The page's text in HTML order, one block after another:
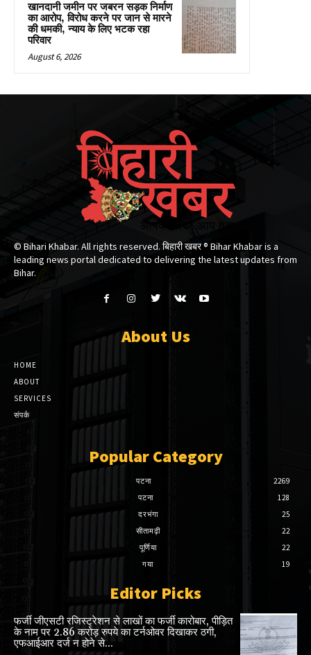
खानदानी जमीन पर जबरन सड़क निर्माण
का आरोप, विरोध करने पर जान से मारने
की धमकी, न्याय के लिए भटक रहा
परिवार
August 6, 2026
© Bihari Khabar. All rights reserved. बिहारी खबर ®​ Bihar Khabar is a
leading news portal dedicated to delivering the latest updates from
Bihar.
About Us
HOME
ABOUT
SERVICES
संपर्क
Popular Category
पटना
2269
पटना
128
दरभंगा
25
सीतामढ़ी
22
पूर्णिया
22
गया
19
Editor Picks
फर्जी जीएसटी रजिस्ट्रेशन से लाखों का फर्जी कारोबार, पीड़ित
के नाम पर 2.86 करोड़ रुपये का टर्नओवर दिखाकर ठगी,
एफआईआर दर्ज न होने से...